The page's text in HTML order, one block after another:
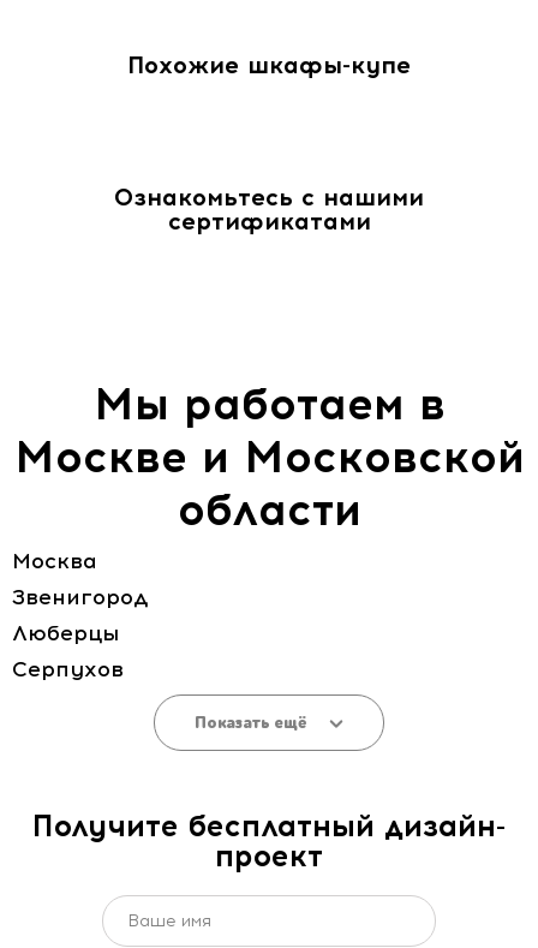
Похожие шкафы-купе
Ознакомьтесь с нашими
сертификатами
Мы работаем в
Москве и Московской
области
Москва
Звенигород
Люберцы
Серпухов
Показать ещё
Получите бесплатный дизайн-
проект